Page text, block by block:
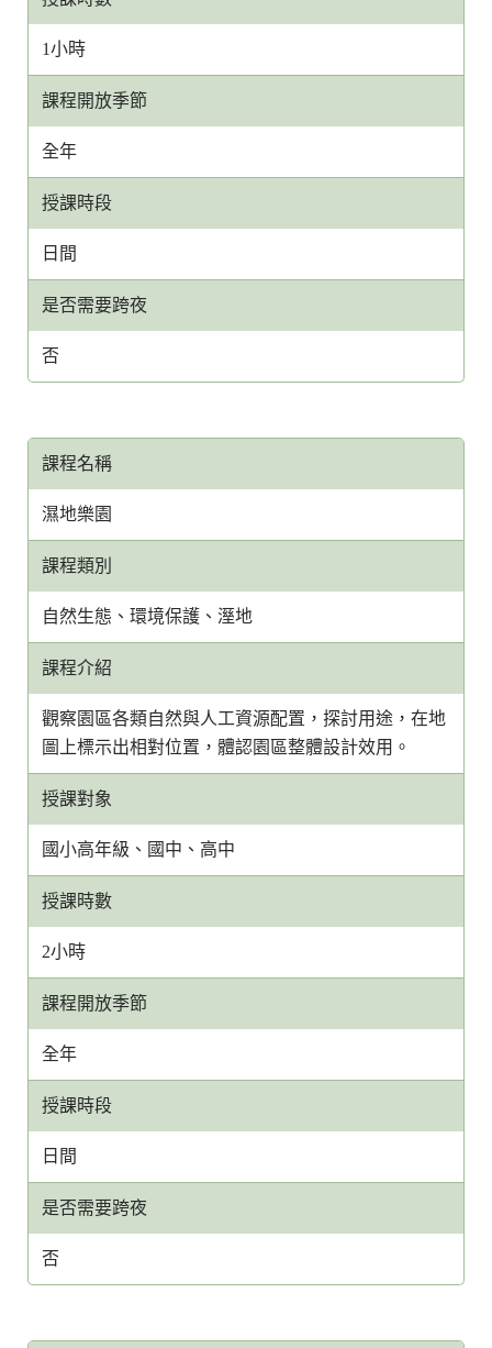
1小時
課程開放季節
全年
授課時段
日間
是否需要跨夜
否
課程名稱
濕地樂園
課程類別
自然生態、環境保護、溼地
課程介紹
觀察園區各類自然與人工資源配置，探討用途，在地
圖上標示出相對位置，體認園區整體設計效用。
授課對象
國小高年級、國中、高中
授課時數
2小時
課程開放季節
全年
授課時段
日間
是否需要跨夜
否